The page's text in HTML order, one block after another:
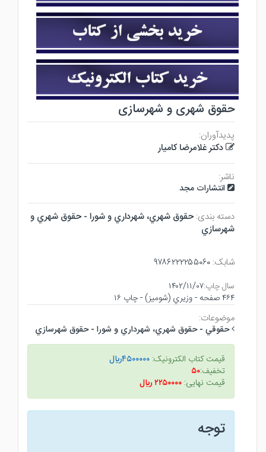
حقوق شهری و شهرسازی
پدیدآوران:
دکتر غلامرضا کامیار
ناشر:
انتشارات مجد
دسته بندی: حقوق شهري، شهرداري و شورا - حقوق شهري و
شهرسازي
شابک: ۹۷۸۶۲۲۲۲۵۵۰۶۰
سال چاپ:۱۴۰۲/۱۱/۰۷
۴۶۴ صفحه - وزيري (شوميز) - چاپ ۱۶
موضوعات:
حقوقي - حقوق شهري، شهرداري و شورا - حقوق شهرسازي
قیمت کتاب الکترونیک: ۴۵۰۰۰۰۰ريال
تخفیف:۵۰
قیمت نهایی: ۲۲۵۰۰۰۰ ريال
توجه